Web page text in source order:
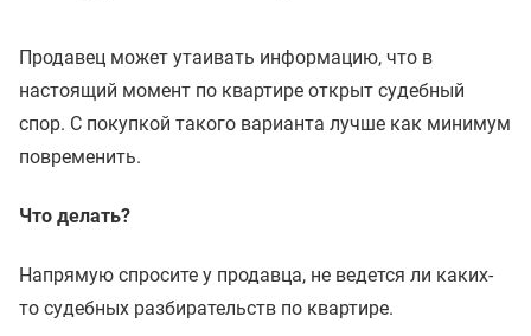
Продавец может утаивать информацию, что в
настоящий момент по квартире открыт судебный
спор. С покупкой такого варианта лучше как минимум
повременить.
Что делать?
Напрямую спросите у продавца, не ведется ли каких-
то судебных разбирательств по квартире.